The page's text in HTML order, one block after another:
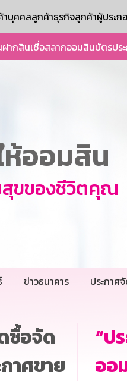
าบุคคลลูกค้าธุรกิจลูกค้าผู้ประก
ฝากสินเชื่อสลากออมสินบัตรปร
ห้ออมสิน
ขของชีวิตคุณ
ข่าวธนาคาร ประกาศ
ซื้อจัด
าศขาย
“ป
ออ